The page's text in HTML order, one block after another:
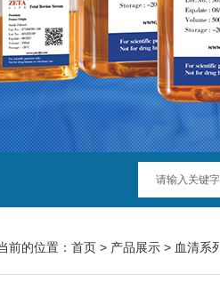
前的位置： 首页 > 产品展示 > 血清系